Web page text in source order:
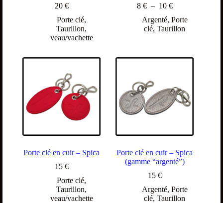
20 €
Porte clé,
Taurillon,
veau/vachette
8 € – 10 €
Argenté, Porte
clé,Taurillon
Porte clé en cuir – Spica
15 €
Porte clé,
Taurillon,
veau/vachette
Porte clé en cuir – Spica
(gamme “argenté”)
15 €
Argenté, Porte
clé,Taurillon